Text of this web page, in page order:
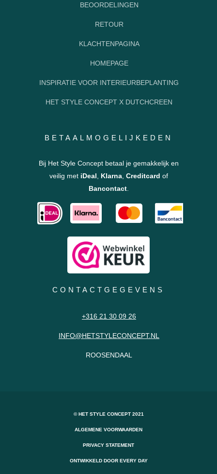
BEOORDELINGEN
RETOUR
KLACHTENPAGINA
HOMEPAGE
INSPIRATIE VOOR INTERIEURBEPLANTING
HET STYLE CONCEPT X DUTCHCREEN
BETAALMOGELIJKEDEN
Bij Het Style Concept betaal je gemakkelijk en
veilig met iDeal Klarna, Creditcard of
Bancontact.
CONTACTGEGEVENS
+316 21 30 09 26
INFO@HETSTYLECONCEPT.NL
ROOSENDAAL
© HET STYLE CONCEPT 2021
ALGEMENE VOORWAARDEN
PRIVACY STATEMENT
ONTWIKKELD DOOR EVERY DAY